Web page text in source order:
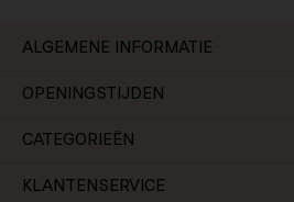
ALGEMENE INFORMATIE
OPENINGSTIJDEN
CATEGORIEËN
KLANTENSERVICE